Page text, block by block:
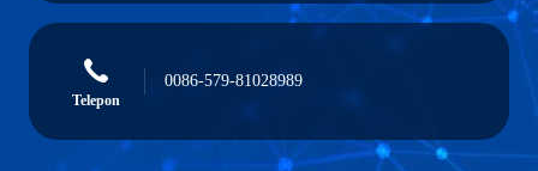
Telepon
0086-579-81028989